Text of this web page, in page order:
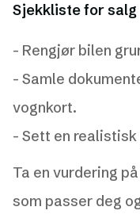
Sjekkliste for salg
- Rengjør bilen
- Samle
vognkort.
- Sett en
Ta en vurdering
som passer deg